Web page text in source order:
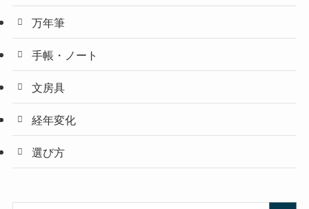
万年筆
手帳・ノート
文房具
経年変化
選び方